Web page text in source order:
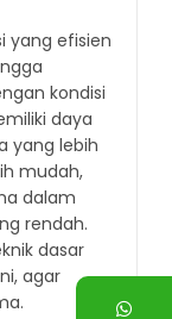
yang efisien
kondisi
daya
yang lebih
mudah,
dalam
rendah.
dasar
agar